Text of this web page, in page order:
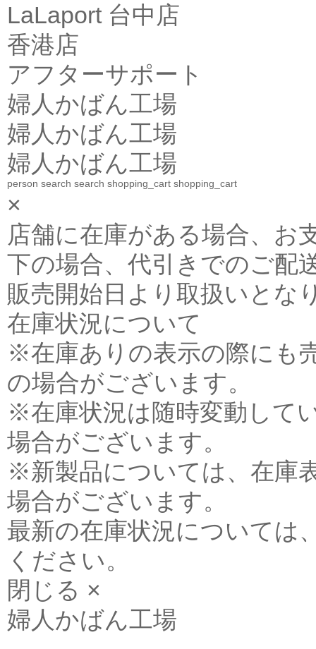
LaLaport 台中店
香港店
アフターサポート
婦人かばん工場
婦人かばん工場
婦人かばん工場
person search search shopping_cart shopping_cart
×
店舗に在庫がある場合、お
下の場合、代引きでのご配
販売開始日より取扱いとな
在庫状況について
※在庫ありの表示の際にも
の場合がございます。
※在庫状況は随時変動して
場合がございます。
※新製品については、在庫
場合がございます。
最新の在庫状況については
ください。
閉じる ×
婦人かばん工場